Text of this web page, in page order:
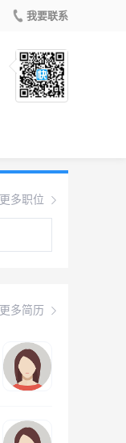
我要联系
更多职位
更多简历